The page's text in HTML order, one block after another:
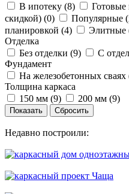
В ипотеку (8) Готовые
скидкой) (0) Популярные
планировкой (4) Элитные
Отделка
Без отделки (9) С
Фундамент
На железобетонных сваях
Толщина каркаса
150 мм (9) 200 мм (9)
Недавно построили: